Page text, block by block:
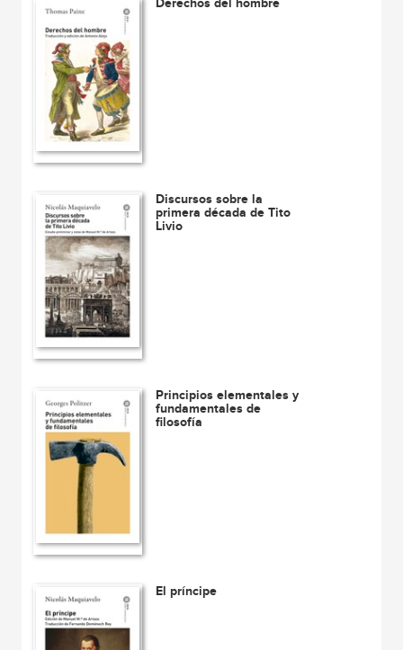
Discursos sobre la
primera década de Tito
Livio
Principios elementales y
fundamentales de
filosofía
El príncipe